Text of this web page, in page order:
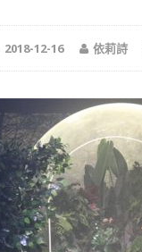
2018-12-16 依莉詩